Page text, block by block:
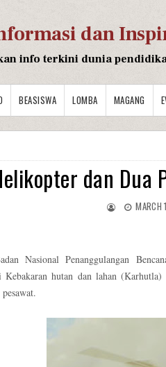
dan
info terkini dunia
BEASISWA LOMBA MAGANG
dan Dua
MARCH
Nasional Penanggulangan
Kebakaran hutan dan lahan